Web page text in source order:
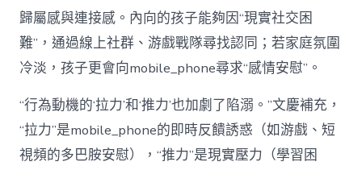
歸屬感與連接感。內向的孩子能夠因“現實社交困
難”，通過線上社群、游戲戰隊尋找認同；若家庭氛圍
冷淡，孩子更會向mobile_phone尋求“感情安慰”。
“行為動機的‘拉力’和‘推力’也加劇了陷溺。”文慶補充，
“拉力”是mobile_phone的即時反饋誘惑（如游戲、短
視頻的多巴胺安慰），“推力”是現實壓力（學習困